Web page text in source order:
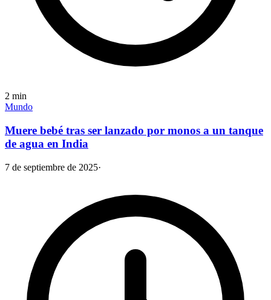
2 min
Mundo
Muere bebé tras ser lanzado por monos a un tanque
de agua en India
7 de septiembre de 2025·